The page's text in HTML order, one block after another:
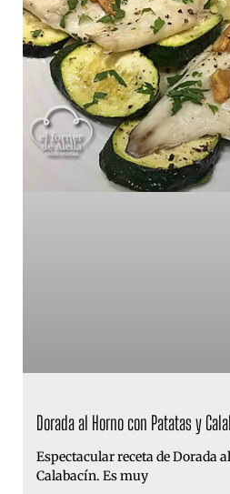
Dorada al Horno con Patatas y
Espectacular receta de Dorada
Calabacín. Es muy